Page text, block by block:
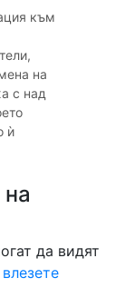
към
на
с над
ѝ
да видят